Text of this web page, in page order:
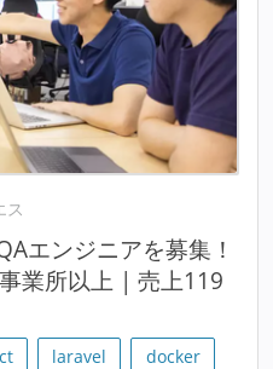
ス
エンジニアを募集！
業所以上 | 売上119
laravel
docker